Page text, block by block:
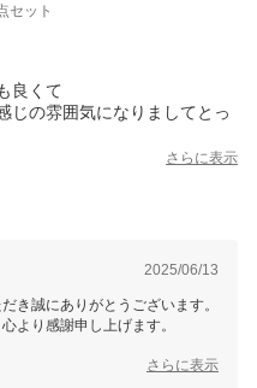
セット
良くて
じの雰囲気になりましてとっ
さらに表示
2025/06/13
き誠にありがとうございます。
より感謝申し上げます。
た、商品の肌触りやデザインが
さらに表示